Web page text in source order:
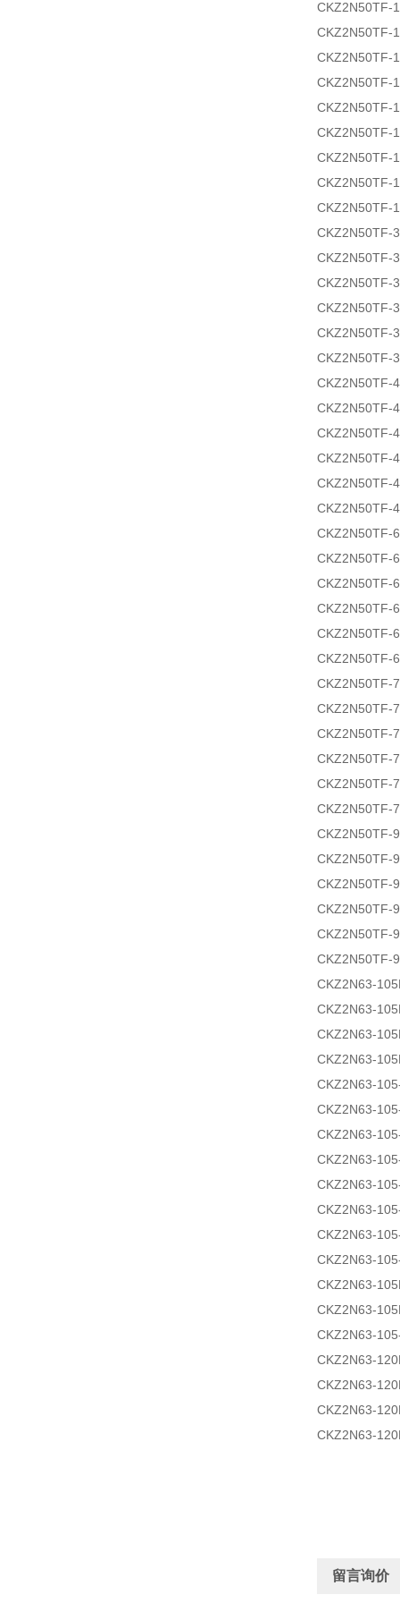
CKZ2N50TF-
CKZ2N50TF-
CKZ2N50TF-
CKZ2N50TF-
CKZ2N50TF-
CKZ2N50TF-
CKZ2N50TF-
CKZ2N50TF-
CKZ2N50TF-
CKZ2N50TF-
CKZ2N50TF-
CKZ2N50TF-
CKZ2N50TF-
CKZ2N50TF-
CKZ2N50TF-
CKZ2N50TF-
CKZ2N50TF-
CKZ2N50TF-
CKZ2N50TF-
CKZ2N50TF-
CKZ2N50TF-
CKZ2N50TF-
CKZ2N50TF-
CKZ2N50TF-
CKZ2N50TF-
CKZ2N50TF-
CKZ2N50TF-
CKZ2N50TF-
CKZ2N50TF-
CKZ2N50TF-
CKZ2N50TF-
CKZ2N50TF-
CKZ2N50TF-
CKZ2N50TF-
CKZ2N50TF-
CKZ2N50TF-
CKZ2N50TF-
CKZ2N50TF-
CKZ2N50TF-
CKZ2N63-
CKZ2N63-
CKZ2N63-
CKZ2N63-
CKZ2N63-
CKZ2N63-
CKZ2N63-
CKZ2N63-
CKZ2N63-
CKZ2N63-
CKZ2N63-
CKZ2N63-
CKZ2N63-
CKZ2N63-
CKZ2N63-
CKZ2N63-
CKZ2N63-
CKZ2N63-
CKZ2N63-
留言询价